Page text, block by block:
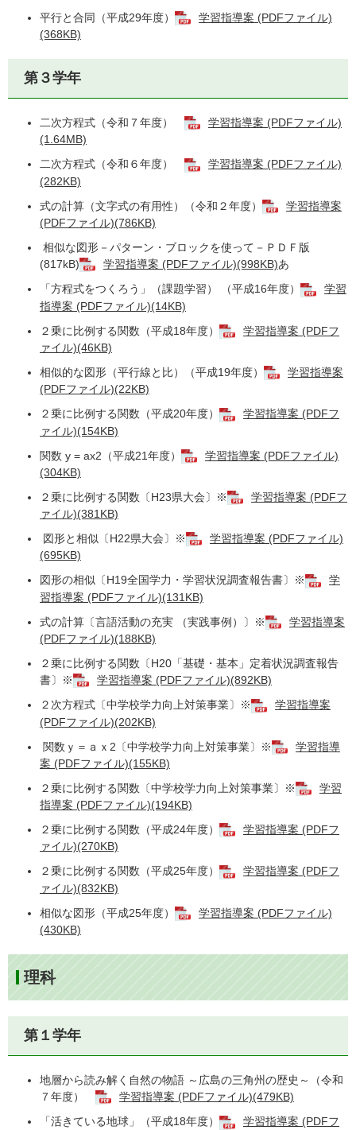
平行と合同（平成29年度）
学習指導案 (PDFファイル)
(368KB)
第３学年
二次方程式（令和７年度）
学習指導案 (PDFファイル)
(1.64MB)
二次方程式（令和６年度）
学習指導案 (PDFファイル)
(282KB)
式の計算（文字式の有用性）（令和２年度）
学習指導案
(PDFファイル)(786KB)
相似な図形－パターン・ブロックを使って－ＰＤＦ版
(817kB)
学習指導案 (PDFファイル)(998KB)あ
「方程式をつくろう」（課題学習） （平成16年度）
学習
指導案 (PDFファイル)(14KB)
２乗に比例する関数（平成18年度）
学習指導案 (PDFフ
ァイル)(46KB)
相似的な図形（平行線と比）（平成19年度）
学習指導案
(PDFファイル)(22KB)
２乗に比例する関数（平成20年度）
学習指導案 (PDFフ
ァイル)(154KB)
関数 y = ax2（平成21年度）
学習指導案 (PDFファイル)
(304KB)
２乗に比例する関数〔H23県大会〕※
学習指導案 (PDFフ
ァイル)(381KB)
図形と相似〔H22県大会〕※
学習指導案 (PDFファイル)
(695KB)
図形の相似〔H19全国学力・学習状況調査報告書〕※
学
習指導案 (PDFファイル)(131KB)
式の計算〔言語活動の充実 （実践事例）〕※
学習指導案
(PDFファイル)(188KB)
２乗に比例する関数〔H20「基礎・基本」定着状況調査報告
書〕※
学習指導案 (PDFファイル)(892KB)
２次方程式〔中学校学力向上対策事業〕※
学習指導案
(PDFファイル)(202KB)
関数ｙ＝ａｘ2〔中学校学力向上対策事業〕※
学習指導
案 (PDFファイル)(155KB)
２乗に比例する関数〔中学校学力向上対策事業〕※
学習
指導案 (PDFファイル)(194KB)
２乗に比例する関数（平成24年度）
学習指導案 (PDFフ
ァイル)(270KB)
２乗に比例する関数（平成25年度）
学習指導案 (PDFフ
ァイル)(832KB)
相似な図形（平成25年度）
学習指導案 (PDFファイル)
(430KB)
理科
第１学年
地層から読み解く自然の物語 ～広島の三角州の歴史～（令和
７年度）
学習指導案 (PDFファイル)(479KB)
「活きている地球」（平成18年度）
学習指導案 (PDFフ